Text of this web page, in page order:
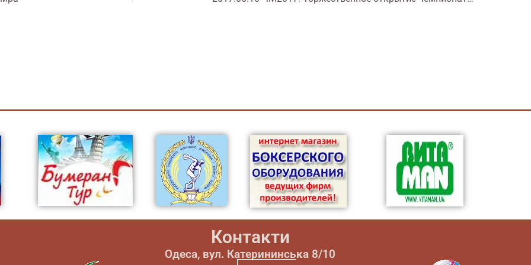
Контакти
Одеса, вул. Катерининська 8/10